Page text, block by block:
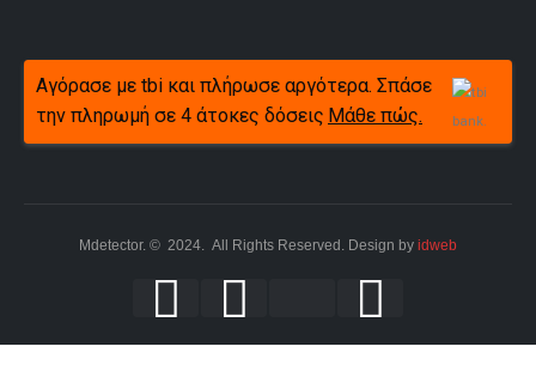
Αγόρασε με tbi και πλήρωσε αργότερα. Σπάσε
την πληρωμή σε 4 άτοκες δόσεις Μάθε πώς.
Mdetector. © 2024. All Rights Reserved. Design by idweb